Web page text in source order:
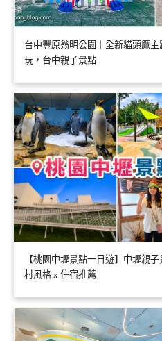
台中豐原翁明公園｜全新貓頭鷹
玩，台中親子景點
【桃園中壢景點一日遊】中壢親
村風格 x 住宿推薦